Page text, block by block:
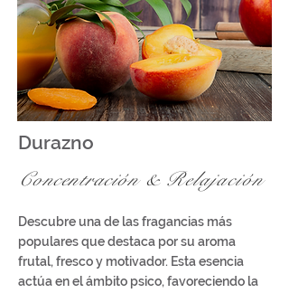
Descubre una de las fragancias más
populares que destaca por su aroma
frutal, fresco y motivador. Esta esencia
actúa en el ámbito psico, favoreciendo la
Concentración & Relajación
Durazno